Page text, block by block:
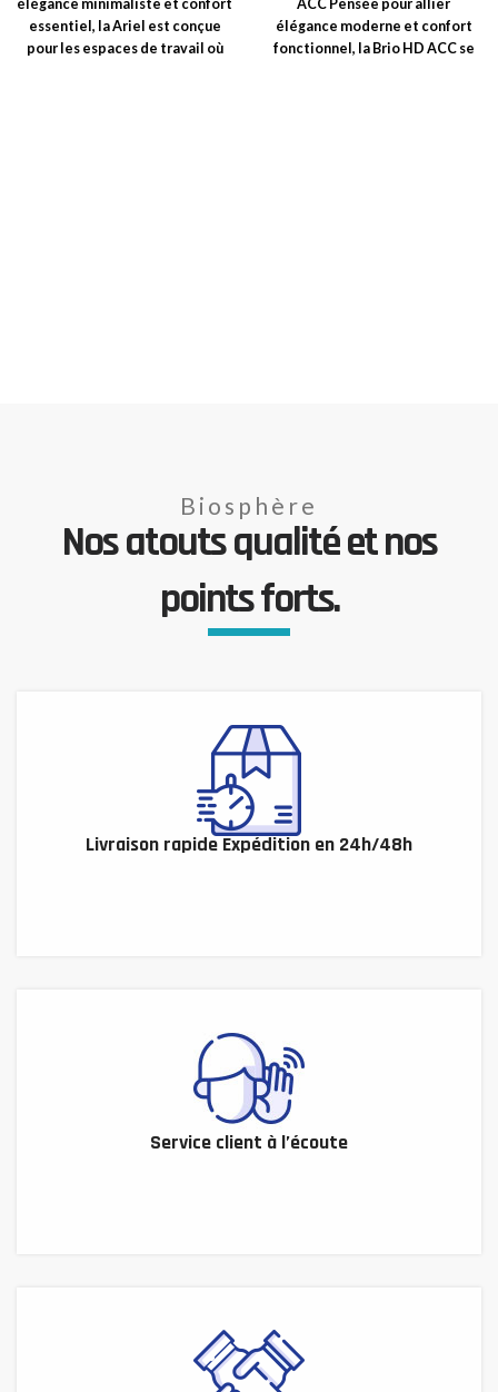
élégance minimaliste et confort
essentiel, la Ariel est conçue
pour les espaces de travail où
ACC Pensée pour allier
élégance moderne et confort
fonctionnel, la Brio HD ACC se
Biosphère
Nos atouts qualité et nos
points forts.
Livraison rapide Expédition en 24h/48h
Service client à l’écoute